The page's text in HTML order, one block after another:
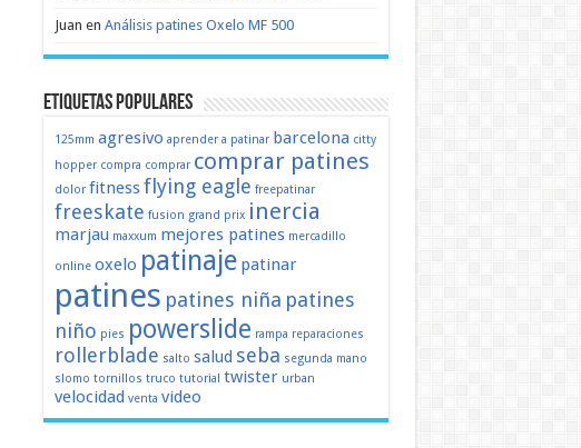
Juan en Análisis patines Oxelo MF 500
Etiquetas populares
125mm agresivo aprender a patinar barcelona citty
hopper compra comprar comprar patines
dolor fitnessflying eagle freepatinar
freeskate fusion grand prix inercia
marjau maxxum mejores patines mercadillo
online oxelo patinaje patinar
patines patines niña patines
niño pies powerslide rampa reparaciones
rollerblade salto salud seba segunda mano
slomo tornillos truco tutorial twister urban
velocidad venta video